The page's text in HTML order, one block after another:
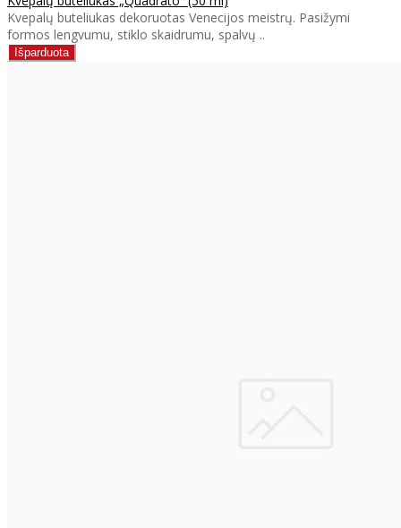
Kvepalų buteliukas dekoruotas Venecijos meistrų. Pasižymi
formos lengvumu, stiklo skaidrumu, spalvų ..